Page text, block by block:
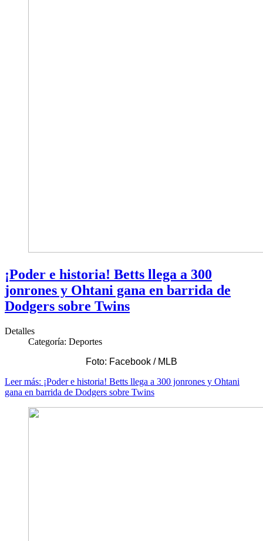
¡Poder e historia! Betts llega a 300
jonrones y Ohtani gana en barrida de
Dodgers sobre Twins
Detalles
Categoría: Deportes
Foto: Facebook / MLB
Leer más: ¡Poder e historia! Betts llega a 300 jonrones y Ohtani
gana en barrida de Dodgers sobre Twins